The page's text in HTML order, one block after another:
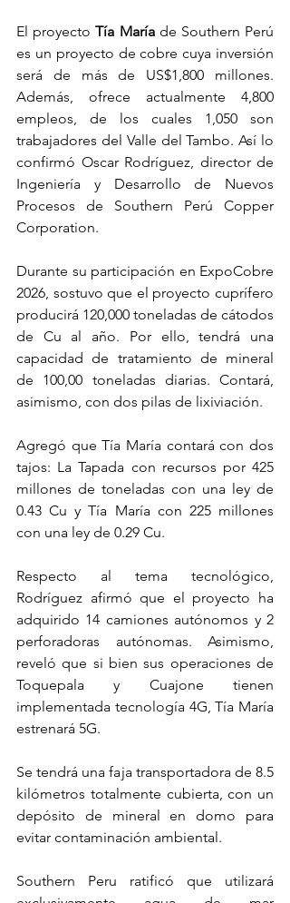
El proyecto Tía María de Southern Perú
es un proyecto de cobre cuya inversión
será de más de US$1,800 millones.
Además, ofrece actualmente 4,800
empleos, de los cuales 1,050 son
trabajadores del Valle del Tambo. Así lo
confirmó Oscar Rodríguez, director de
Ingeniería y Desarrollo de Nuevos
Procesos de Southern Perú Copper
Corporation.
Durante su participación en ExpoCobre
2026, sostuvo que el proyecto cuprífero
producirá 120,000 toneladas de cátodos
de Cu al año. Por ello, tendrá una
capacidad de tratamiento de mineral
de 100,00 toneladas diarias. Contará,
asimismo, con dos pilas de lixiviación.
Agregó que Tía María contará con dos
tajos: La Tapada con recursos por 425
millones de toneladas con una ley de
0.43 Cu y Tía María con 225 millones
con una ley de 0.29 Cu.
Respecto al tema tecnológico,
Rodríguez afirmó que el proyecto ha
adquirido 14 camiones autónomos y 2
perforadoras autónomas. Asimismo,
reveló que si bien sus operaciones de
Toquepala y Cuajone tienen
implementada tecnología 4G, Tía María
estrenará 5G.
Se tendrá una faja transportadora de 8.5
kilómetros totalmente cubierta, con un
depósito de mineral en domo para
evitar contaminación ambiental.
Southern Peru ratificó que utilizará